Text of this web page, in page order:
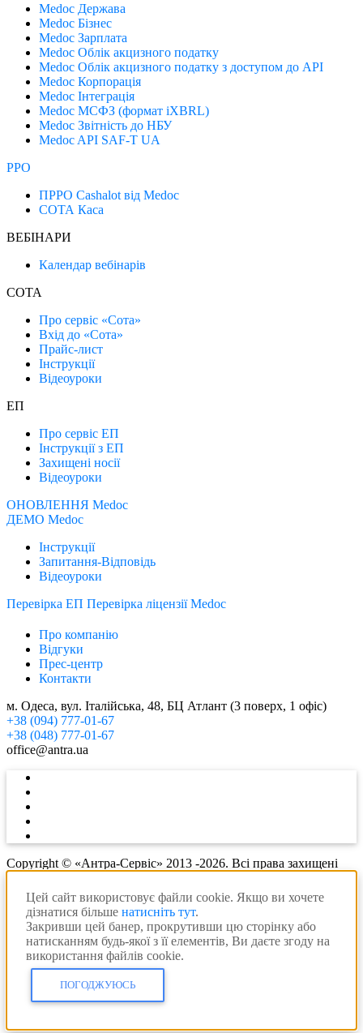
Medoc Держава
Medoc Бізнес
Medoc Зарплата
Medoc Облік акцизного податку
Medoc Облік акцизного податку з доступом до API
Medoc Корпорація
Medoc Інтеграція
Medoc МСФЗ (формат іХBRL)
Medoc Звітність до НБУ
Medoc API SAF-T UA
РРО
ПРРО Cashalot від Medoc
СОТА Каса
ВЕБІНАРИ
Календар вебінарів
СОТА
Про сервіс «Сота»
Вхід до «Сота»
Прайс-лист
Інструкції
Відеоуроки
ЕП
Про сервіс ЕП
Інструкції з ЕП
Захищені носії
Відеоуроки
ОНОВЛЕННЯ Medoc
ДЕМО Medoc
Інструкції
Запитання-Відповідь
Відеоуроки
Перевірка ЕП Перевірка ліцензії Medoc
Про компанію
Відгуки
Прес-центр
Контакти
м. Одеса, вул. Італійська, 48, БЦ Атлант (3 поверх, 1 офіс)
+38 (094) 777-01-67
+38 (048) 777-01-67
office@antra.ua
Copyright © «Антра-Сервіс» 2013 -2026. Всі права захищені
Цей сайт використовує файли cookie. Якщо ви хочете
дізнатися більше натисніть тут.
Закривши цей банер, прокрутивши цю сторінку або
натисканням будь-якої з її елементів, Ви даєте згоду на
використання файлів cookie.
ПОГОДЖУЮСЬ